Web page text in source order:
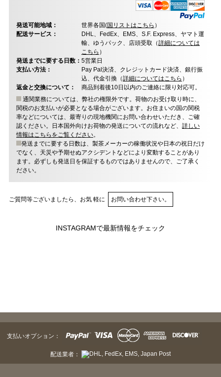
発送可能地域： 世界各国(国リストはこちら ）
配送サービス：
DHL、FedEx、EMS、S.F. Express、ヤマト運
輸、ゆうパック、店頭受取（詳細については
こちら ）
発送までに要する日数： 5営業日
支払い方法：
Pay Pal決済、クレジットカード決済、銀行振
込、代金引換（詳細についてはこちら ）
返金と交換について：
商品到着後10日以内のご連絡に限り対応可。
通関業務については、弊社の権限外です。荷物のお受け取り時に、
関税のお支払いが必要となる場合がございます。お住まいの国の関税
率などについては、最寄りの現地機関にお問い合わせいただき、ご確
認ください。日本国外向けお荷物の発送についての流れなど、 詳しい
情報はこちらをご覧ください。
発送までに要する日数は、製茶メーカーの稼働状況や日本の祝日だけ
でなく、天災や予期せぬアクシデントなどにより変動することがあり
ます。必ずしも発送日を保証するものではありませんので、ご了承く
ださい。
ご質問等ございましたら、お気 軽に お問い合わせ下さい。
INSTAGRAMで最新情報をチェック
支払いオプション：
配送業者：